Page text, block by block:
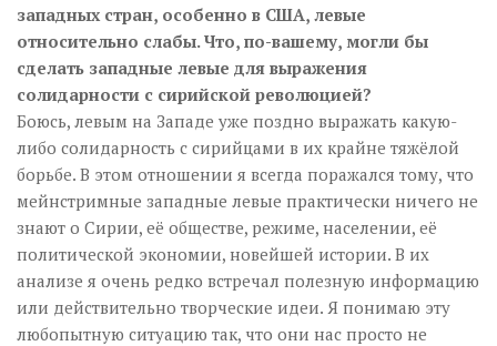
западных стран, особенно в США, левые
относительно слабы. Что, по-вашему, могли бы
сделать западные левые для выражения
солидарности с сирийской революцией?
Боюсь, левым на Западе уже поздно выражать какую-
либо солидарность с сирийцами в их крайне тяжёлой
борьбе. В этом отношении я всегда поражался тому, что
мейнстримные западные левые практически ничего не
знают о Сирии, её обществе, режиме, населении, её
политической экономии, новейшей истории. В их
анализе я очень редко встречал полезную информацию
или действительно творческие идеи. Я понимаю эту
любопытную ситуацию так, что они нас просто не